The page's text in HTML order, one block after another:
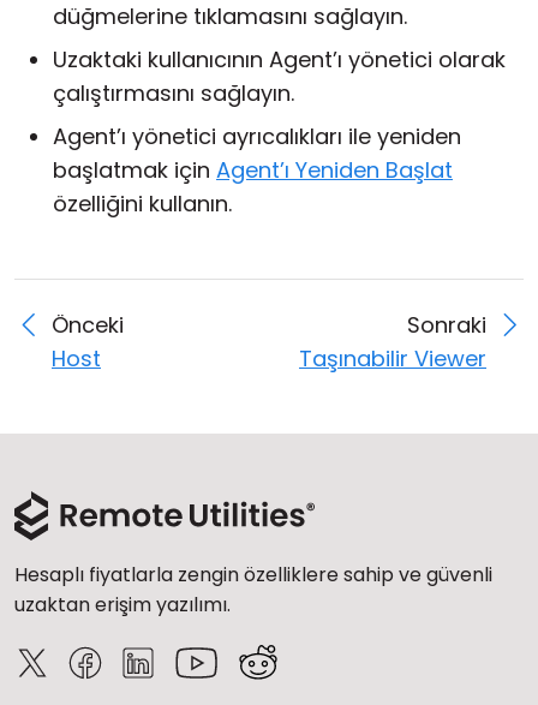
düğmelerine tıklamasını sağlayın.
Uzaktaki kullanıcının Agent’ı yönetici olarak
çalıştırmasını sağlayın.
Agent’ı yönetici ayrıcalıkları ile yeniden
başlatmak için Agent’ı Yeniden Başlat
özelliğini kullanın.
Önceki
Host
Sonraki
Taşınabilir Viewer
Hesaplı fiyatlarla zengin özelliklere sahip ve güvenli
uzaktan erişim yazılımı.